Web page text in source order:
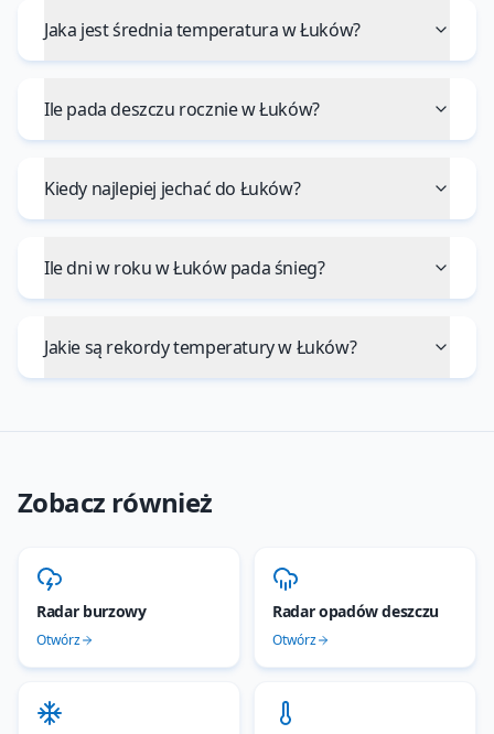
Jaka jest średnia temperatura w Łuków?
Ile pada deszczu rocznie w Łuków?
Kiedy najlepiej jechać do Łuków?
Ile dni w roku w Łuków pada śnieg?
Jakie są rekordy temperatury w Łuków?
Zobacz również
Radar burzowy
Otwórz
Radar opadów deszczu
Otwórz